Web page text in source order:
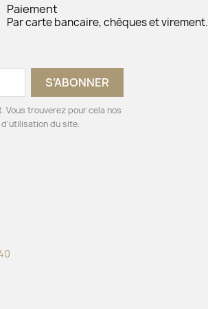
Paiement
Par carte bancaire, chèques et virement.
Vous trouverez pour cela nos
du site.